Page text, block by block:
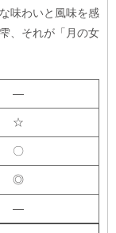
味わいと風味を感
、それが「月の女
―
☆
〇
◎
―